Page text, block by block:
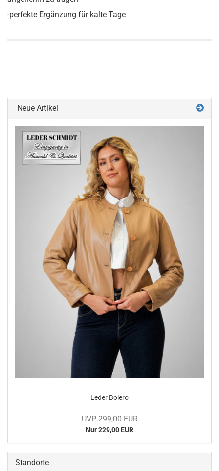
-perfekte Ergänzung für kalte Tage
Neue Artikel
Leder Bo­le­ro
UVP 299,00 EUR
Nur 229,00 EUR
Standorte